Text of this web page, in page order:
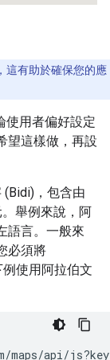
，這有助於確保您的應
使用者偏好設定
望這樣做，再設
(Bidi)，包含由
。舉例來說，阿
語言。一般來
必須將
使用阿拉伯文
maps/api/